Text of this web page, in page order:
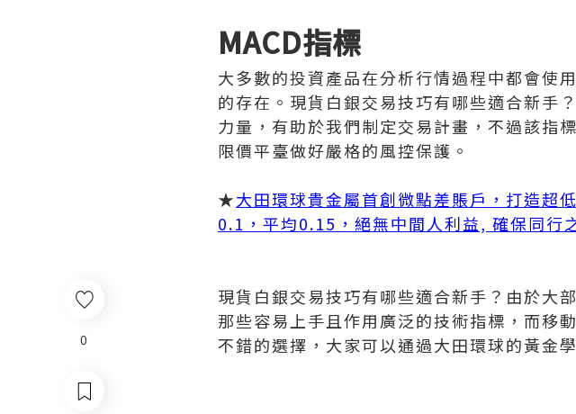
0
MACD指標
大多數的投資產品在分析行情過程中都會使
的存在。現貨白銀交易技巧有哪些適合新手
力量，有助於我們制定交易計畫，不過該指
限價平臺做好嚴格的風控保護。
★大田環球貴金屬首創微點差賬戶，打造超
0.1，平均0.15，絕無中間人利益, 確保同行
現貨白銀交易技巧有哪些適合新手？由於大
那些容易上手且作用廣泛的技術指標，而移
不錯的選擇，大家可以通過大田環球的黃金